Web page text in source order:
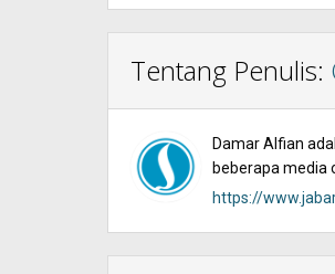
Tentang Penulis:
Damar Alfian
beberapa media
https://